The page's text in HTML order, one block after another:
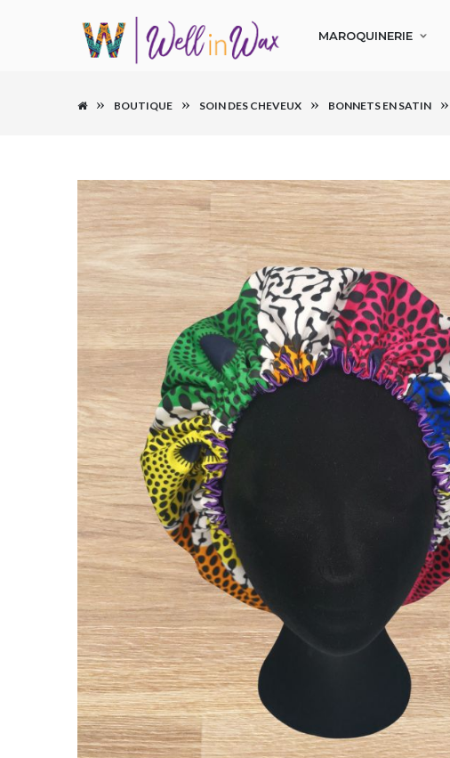
MAROQUINERIE
BOUTIQUE SOIN DES CHEVEUX BONNETS EN SATIN